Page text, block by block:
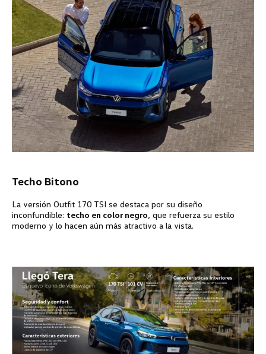
Techo Bitono
La versión Outfit 170 TSI se destaca por su diseño
inconfundible: techo en color negro, que refuerza su estilo
moderno y lo hacen aún más atractivo a la vista.